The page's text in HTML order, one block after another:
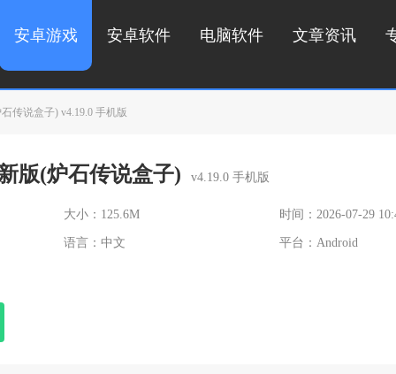
安卓游戏 安卓软件 电脑软件 文章资讯
传说盒子) v4.19.0 手机版
版(炉石传说盒子) v4.19.0 手机版
大小：125.6M 时间：2026-07-29
语言：中文 平台：Android